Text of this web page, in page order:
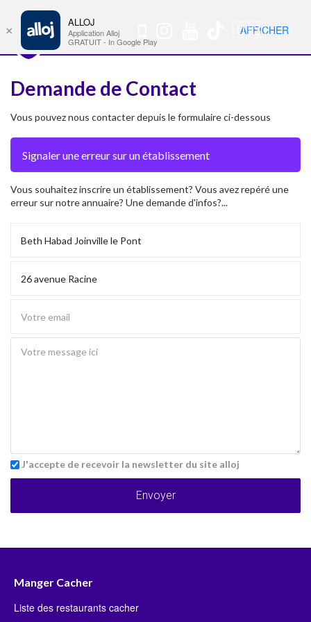
🇺🇸 Nav
Demande de Contact
Vous pouvez nous contacter depuis le formulaire ci-dessous
Vous souhaitez inscrire un établissement? Vous avez repéré une
erreur sur notre annuaire? Une demande d'infos?...
J'accepte de recevoir la newsletter du site alloj
Envoyer
Manger Cacher
Liste des restaurants cacher
×
ALLOJ
Application Alloj
GRATUIT - In Google Play
AFFICHER